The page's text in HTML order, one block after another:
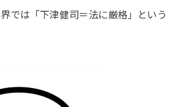
界では「下津健司＝法に厳格」という